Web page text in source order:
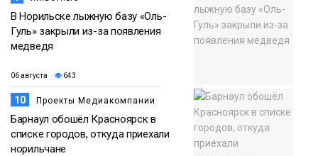
В Норильске лыжную базу «Оль-
Гуль» закрыли из-за появления
медведя
06 августа 643
10 Проекты Медиакомпании
Барнаул обошёл Красноярск в
списке городов, откуда приехали
норильчане